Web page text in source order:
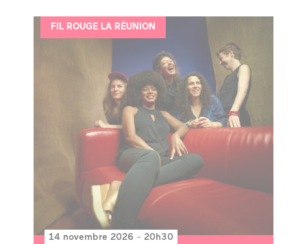
FIL ROUGE LA RÉUNION
14 novembre 2026 - 20h30